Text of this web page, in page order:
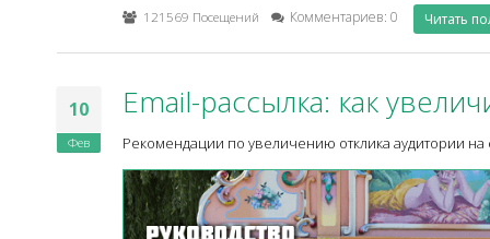
121569 Посещений Комментариев: 0 Читать
10
Фев
Email-рассылка: как
Рекомендации по увеличению отклика аудитории на